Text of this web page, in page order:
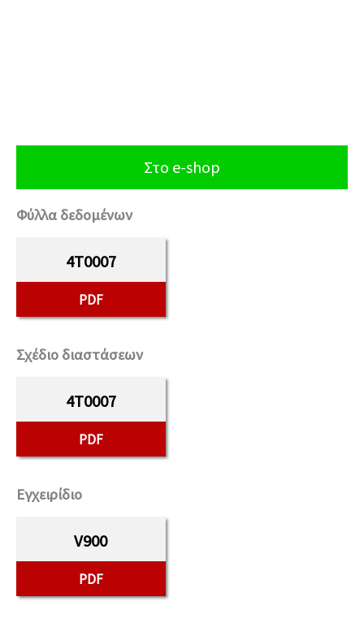
Στο e-shop
Φύλλα δεδομένων
4T0007
PDF
Σχέδιο διαστάσεων
4T0007
PDF
Εγχειρίδιο
V900
PDF